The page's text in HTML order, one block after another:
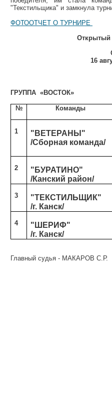
"Текстильщика" и замкнула
ФОТООТЧЕТ О ТУРНИРЕ
Открытый
16
ГРУППА «ВОСТОК»
№ Команды
1
"ВЕТЕРАНЫ"
/Сборная команда/
2
"БУРАТИНО"
/Канский район/
3
"ТЕКСТИЛЬЩИК"
/г. Канск/
4
"ШЕРИФ"
/г. Канск/
Главный судья -